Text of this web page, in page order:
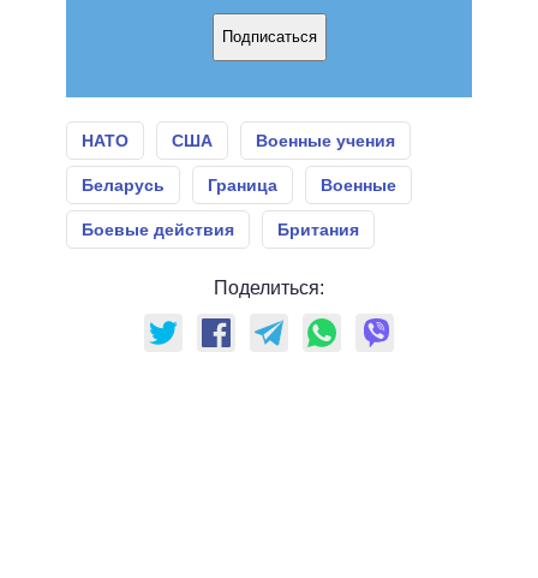
Подписаться
НАТО США Военные учения
Беларусь Граница Военные
Боевые действия Британия
Поделиться: